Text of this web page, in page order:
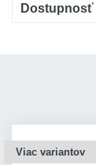
Dostupnosť
Viac variantov